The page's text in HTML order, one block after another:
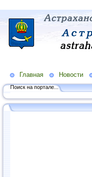
Главная Новости
Поиск на портале...